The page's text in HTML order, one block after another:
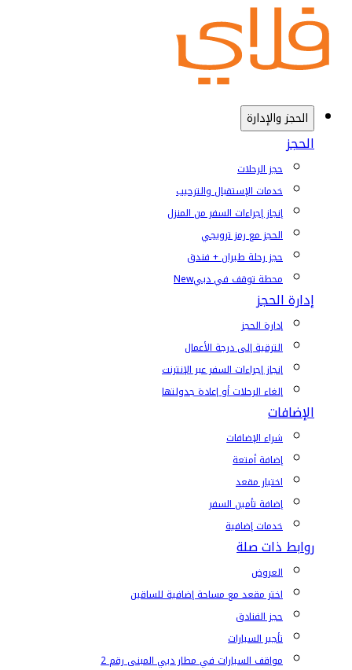
الحجز والإدارة
الحجز
حجز الرحلات
خدمات الإستقبال والترحيب
إنجاز إجراءات السفر من المنزل
الحجز مع رمز ترويجي
حجز رحلة طيران + فندق
محطة توقف في دبيNew
إدارة الحجز
إدارة الحجز
الترقية إلى درجة الأعمال
إنجاز إجراءات السفر عبر الإنترنت
إلغاء الرحلات أو إعادة جدولتها
الإضافات
شراء الإضافات
إضافة أمتعة
اختيار مقعد
إضافة تأمين السفر
خدمات إضافية
روابط ذات صلة
العروض
اختر مقعد مع مساحة إضافية للساقين
حجز الفنادق
تأجير السيارات
مواقف السيارات في مطار دبي المبنى رقم 2